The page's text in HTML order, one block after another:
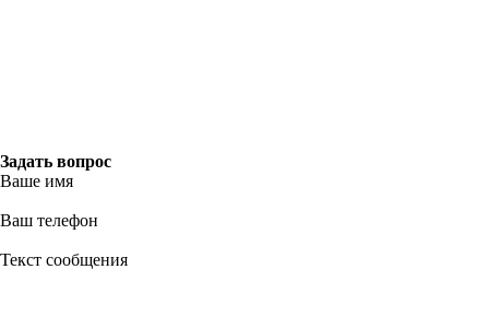
Задать вопрос
Ваше имя
Ваш телефон
Текст сообщения